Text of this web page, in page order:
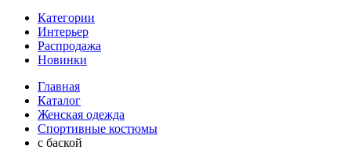
Категории
Интерьер
Распродажа
Новинки
Главная
Каталог
Женская одежда
Спортивные костюмы
с баской